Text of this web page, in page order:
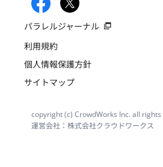
パラレルジャーナル
利用規約
個人情報保護方針
サイトマップ
copyright (c) CrowdWorks Inc. all
運営会社：株式会社クラウドワークス